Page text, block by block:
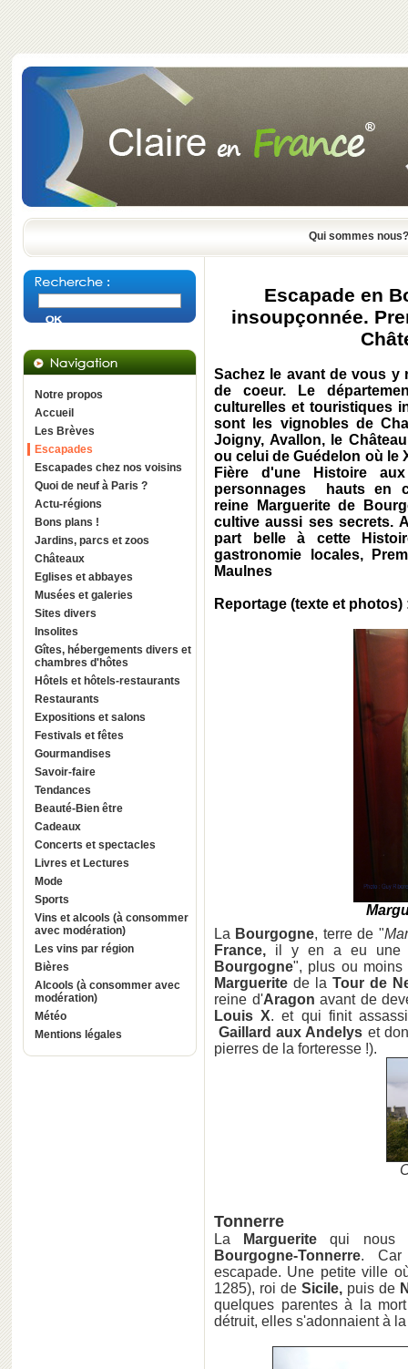
Qui sommes nous?
Notre propos
Accueil
Les Brèves
Escapades
Escapades chez nos voisins
Quoi de neuf à Paris ?
Actu-régions
Bons plans !
Jardins, parcs et zoos
Châteaux
Eglises et abbayes
Musées et galeries
Sites divers
Insolites
Gîtes, hébergements divers et
chambres d'hôtes
Hôtels et hôtels-restaurants
Restaurants
Expositions et salons
Festivals et fêtes
Gourmandises
Savoir-faire
Tendances
Beauté-Bien être
Cadeaux
Concerts et spectacles
Livres et Lectures
Mode
Sports
Vins et alcools (à consommer
avec modération)
Les vins par région
Bières
Alcools (à consommer avec
modération)
Météo
Mentions légales
Escapade en
insoupçonnée.
Sachez le avant de vous
de coeur. Le
culturelles et touristiques
sont les vignobles de
Joigny, Avallon, le
ou celui de Guédelon où le
Fière d'une Histoire
personnages hauts en
reine Marguerite de
cultive aussi ses secrets.
part belle à cette
gastronomie locales,
Maulnes
Reportage (texte et
La Bourgogne, terre de "
France, il y en a eu une
Bourgogne", plus ou moins
Marguerite de la Tour de
reine d'Aragon avant de
Louis X. et qui finit
Gaillard aux Andelys et
pierres de la forteresse !).
Tonnerre
La Marguerite qui nous
Bourgogne-Tonnerre.
escapade. Une petite ville
1285), roi de Sicile, puis de
quelques parentes à la
détruit, elles s'adonnaient à